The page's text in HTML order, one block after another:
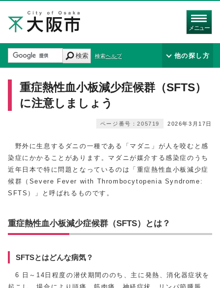
メニュー
検索 検索ヘルプ 他の探し方
重症熱性血小板減少症候群（SFTS）
に注意しましょう
2026年3月17日
ページ番号：205719
野外に生息するダニの一種である「マダニ」が人を咬むと感
染症にかかることがあります。マダニが媒介する感染症のうち
近年日本で特に問題となっているのは「重症熱性血小板減少症
候群（Severe Fever with Thrombocytopenia Syndrome:
SFTS）」と呼ばれるものです。
重症熱性血小板減少症候群（SFTS）とは？
SFTSとはどんな病気？
6 日～14日程度の潜伏期間ののち、主に発熱、消化器症状を